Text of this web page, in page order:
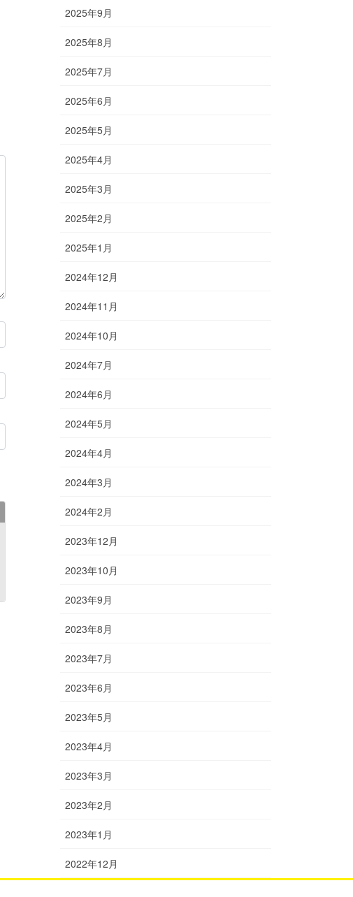
2025年9月
2025年8月
2025年7月
2025年6月
2025年5月
2025年4月
2025年3月
2025年2月
2025年1月
2024年12月
2024年11月
2024年10月
2024年7月
2024年6月
2024年5月
2024年4月
2024年3月
2024年2月
2023年12月
2023年10月
2023年9月
2023年8月
2023年7月
2023年6月
2023年5月
2023年4月
2023年3月
2023年2月
2023年1月
2022年12月